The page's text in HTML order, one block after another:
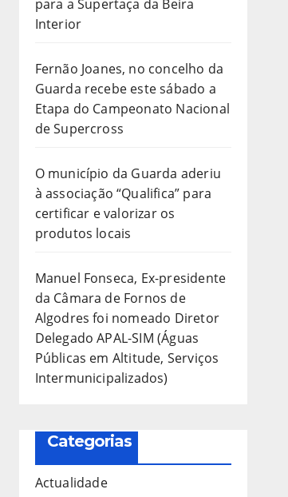
para a Supertaça da Beira
Interior
Fernão Joanes, no concelho da
Guarda recebe este sábado a
Etapa do Campeonato Nacional
de Supercross
O município da Guarda aderiu
à associação “Qualifica” para
certificar e valorizar os
produtos locais
Manuel Fonseca, Ex-presidente
da Câmara de Fornos de
Algodres foi nomeado Diretor
Delegado APAL-SIM (Águas
Públicas em Altitude, Serviços
Intermunicipalizados)
Categorias
Actualidade